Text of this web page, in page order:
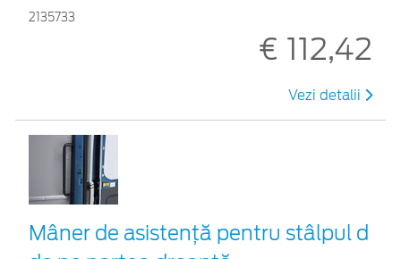
2135733
€ 112,42
Vezi detalii
Mâner de asistență pentru stâlpul d